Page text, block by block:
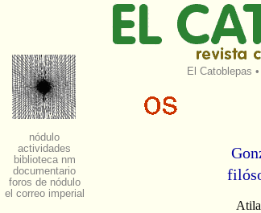
El Catoblepas •